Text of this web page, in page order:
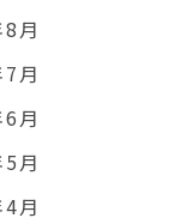
月
月
月
月
月